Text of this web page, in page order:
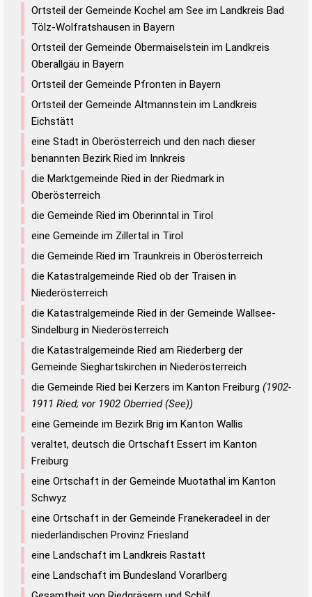
Ortsteil der Gemeinde Kochel am See im Landkreis Bad
Tölz-Wolfratshausen in Bayern
Ortsteil der Gemeinde Obermaiselstein im Landkreis
Oberallgäu in Bayern
Ortsteil der Gemeinde Pfronten in Bayern
Ortsteil der Gemeinde Altmannstein im Landkreis
Eichstätt
eine Stadt in Oberösterreich und den nach dieser
benannten Bezirk Ried im Innkreis
die Marktgemeinde Ried in der Riedmark in
Oberösterreich
die Gemeinde Ried im Oberinntal in Tirol
eine Gemeinde im Zillertal in Tirol
die Gemeinde Ried im Traunkreis in Oberösterreich
die Katastralgemeinde Ried ob der Traisen in
Niederösterreich
die Katastralgemeinde Ried in der Gemeinde Wallsee-
Sindelburg in Niederösterreich
die Katastralgemeinde Ried am Riederberg der
Gemeinde Sieghartskirchen in Niederösterreich
die Gemeinde Ried bei Kerzers im Kanton Freiburg (1902-
1911 Ried; vor 1902 Oberried (See))
eine Gemeinde im Bezirk Brig im Kanton Wallis
veraltet, deutsch die Ortschaft Essert im Kanton
Freiburg
eine Ortschaft in der Gemeinde Muotathal im Kanton
Schwyz
eine Ortschaft in der Gemeinde Franekeradeel in der
niederländischen Provinz Friesland
eine Landschaft im Landkreis Rastatt
eine Landschaft im Bundesland Vorarlberg